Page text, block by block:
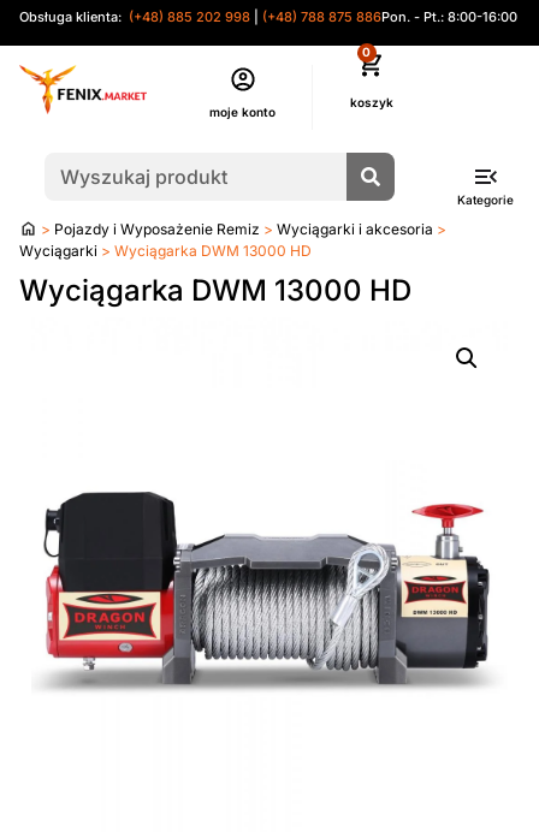
Obsługa klienta: (+48) 885 202 998 (+48) 788 875 886Pon. - Pt.: 8:00-16:00
moje konto
0
Kategorie
Strona
główna
> Pojazdy i Wyposażenie Remiz > Wyciągarki i akcesoria >
Wyciągarki > Wyciągarka DWM 13000 HD
Wyciągarka DWM 13000 HD